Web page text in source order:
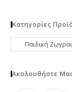
Κατηγορίες
Ακολουθήστε